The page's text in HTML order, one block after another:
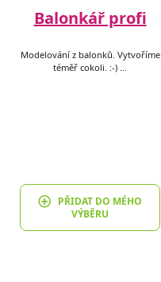
Balonkář profi
Modelování z balonků. Vytvoříme
téměř cokoli. :-) …
PŘIDAT DO MÉHO
VÝBĚRU